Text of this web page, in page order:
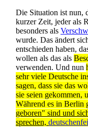
Die Situation ist nun,
kurzer Zeit, jeder als
besonders als
wurde. Das ändert
entschieden haben,
wollen als das als
verwenden. Und nun
sehr viele Deutsche
sagen, dass sie das
sie seien gekommen,
Während es in Berlin
geboren" sind und
sprechen,